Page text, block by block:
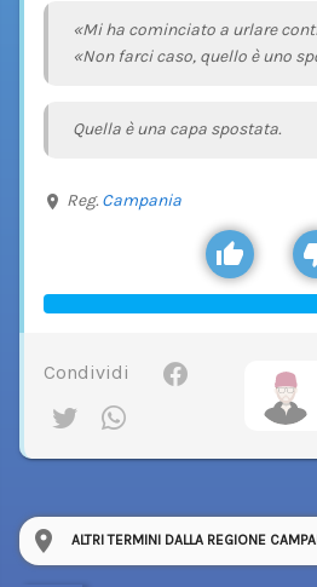
«Mi ha cominciato a urlare
«Non farci caso, quello è uno
Quella è una capa spostata.
Reg. Campania
Condividi
ALTRI TERMINI DALLA REGIONE